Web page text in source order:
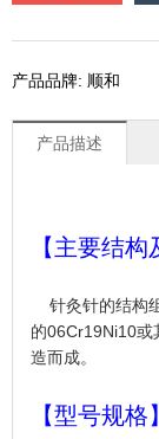
产品品牌: 顺和
产品描述
【主要结构
针灸针的结构
的06Cr19Ni10或
造而成。
【型号规格】